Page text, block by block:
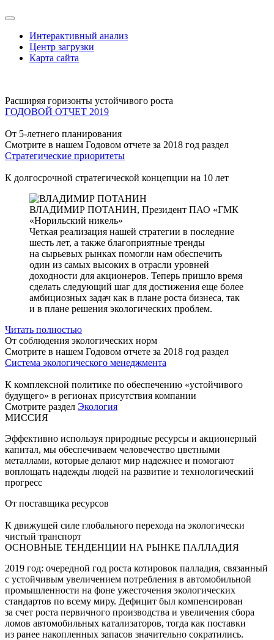
Интерактивный анализ
Центр загрузки
Карта сайта
Расширяя горизонты устойчивого роста
ГОДОВОЙ ОТЧЕТ 2019
От 5-летнего планирования
Смотрите в нашем Годовом отчете за 2018 год раздел
Стратегические приоритеты
К долгосрочной стратегической концепции на 10 лет
ВЛАДИМИР ПОТАНИН, Президент ПАО «ГМК
«Норильский никель»
Четкая реализация нашей стратегии в последние
шесть лет, а также благоприятные тренды
на сырьевых рынках помогли нам обеспечить
один из самых высоких в отрасли уровней
доходности для акционеров. Теперь пришло время
сделать следующий шаг для достижения еще более
амбициозных задач как в плане роста бизнеса, так
и в плане решения экологических проблем.
Читать полностью
От соблюдения экологических норм
Смотрите в нашем Годовом отчете за 2018 год раздел
Система экологического менеджмента
К комплексной политике по обеспечению «устойчивого
будущего» в регионах присутствия компании
Смотрите раздел Экология
МИССИЯ
Эффективно используя природные ресурсы и акционерный
капитал, мы обеспечиваем человечество цветными
металлами, которые делают мир надежнее и помогают
воплощать надежды людей на развитие и технологический
прогресс
От поставщика ресурсов
К движущей силе глобального перехода на экологически
чистый транспорт
ОСНОВНЫЕ ТЕНДЕНЦИИ НА РЫНКЕ ПАЛЛАДИЯ
2019 год: очередной год роста котировок палладия, связанный
с устойчивым увеличением потребления в автомобильной
промышленности на фоне ужесточения экологических
стандартов по всему миру. Дефицит был компенсирован
за счет роста первичного производства и увеличения сбора
ломов автомобильных катализаторов, тогда как поставки
из ранее накопленных запасов значительно сократились.